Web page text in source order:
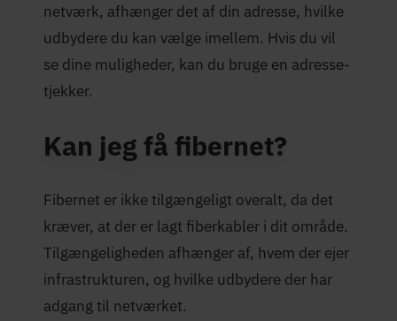
netværk, afhænger det af din adresse, hvilke
udbydere du kan vælge imellem. Hvis du vil
se dine muligheder, kan du bruge en adresse-
tjekker.
Kan jeg få fibernet?
Fibernet er ikke tilgængeligt overalt, da det
kræver, at der er lagt fiberkabler i dit område.
Tilgængeligheden afhænger af, hvem der ejer
infrastrukturen, og hvilke udbydere der har
adgang til netværket.